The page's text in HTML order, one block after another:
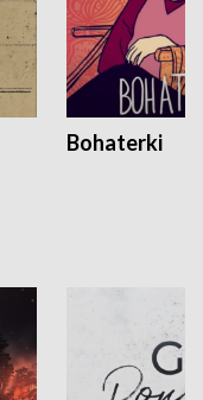
Bohaterki